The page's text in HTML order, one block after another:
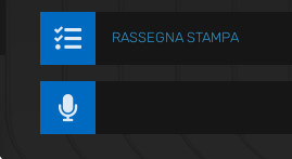
 RASSEGNA STAMPA
